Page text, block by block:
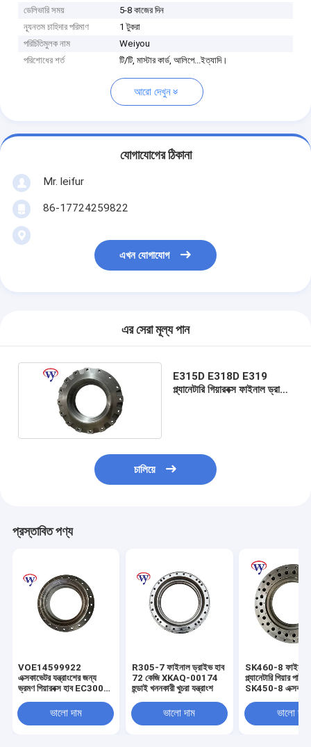
ডেলিভারি সময়
5-8 কাজের দিন
ন্যূনতম চাহিদার পরিমাণ
1 টুকরা
পরিচিতিমুলক নাম
Weiyou
পরিশোধের শর্ত
টি/টি, মাস্টার কার্ড, আলিপে...ইত্যাদি।
আরো দেখুন
যোগাযোগের ঠিকানা
Mr. leifur
86-17724259822
এখন যোগাযোগ
এর সেরা মূল্য পান
E315D E318D E319
প্ল্যানেটারি গিয়ারবক্স ফাইনাল ড্রাইভ
চালিয়ে
প্রস্তাবিত পণ্য
VOE14599922
এক্সকাভেটর যন্ত্রাংশের জন্য
ভ্রমণ গিয়ারবক্স হাব EC300D
ভালো দাম
R305-7 ফাইনাল ড্রাইভ হাব
72 কেজি XKAQ-00174
হুন্ডাই খননকারী খুচরা যন্ত্রাংশ
ভালো দাম
SK460-8 ফাইনাল
প্ল্যানেটারি গিয়ার
SK450-8
ভালো দাম